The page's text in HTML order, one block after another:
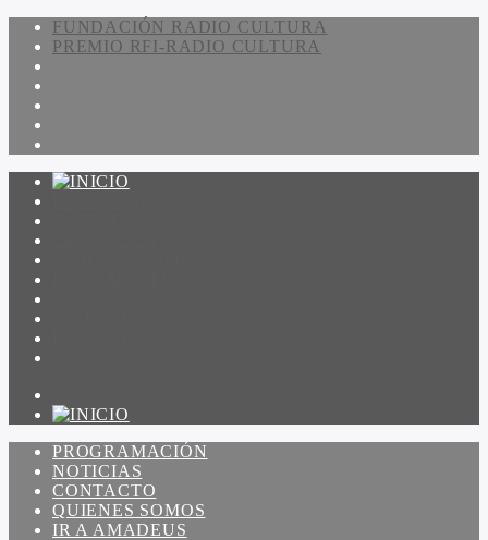
FUNDACIÓN RADIO CULTURA
PREMIO RFI-RADIO CULTURA
PROGRAMACIÓN
NOTICIAS
CONTACTO
QUIENES SOMOS
IR A AMADEUS